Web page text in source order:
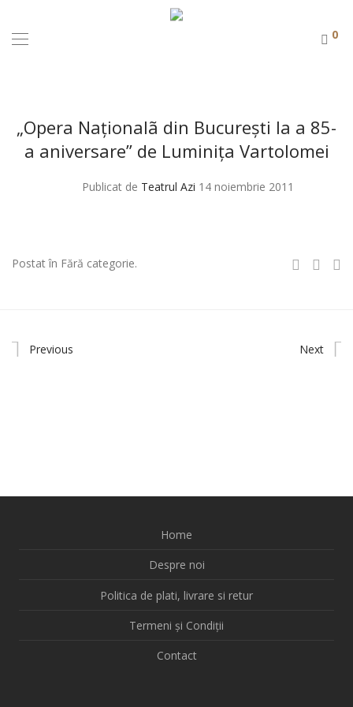
0
„Opera Naţionalã din Bucureşti la a 85-
a aniversare” de Luminiţa Vartolomei
Publicat de Teatrul Azi 14 noiembrie 2011
Postat în Fără categorie.
Previous Next
Home
Despre noi
Politica de plati, livrare si retur
Termeni și Condiții
Contact